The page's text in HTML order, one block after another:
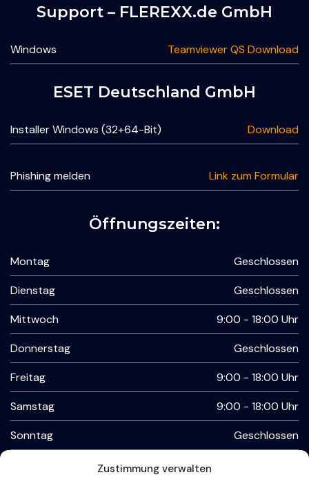
Zustimmung verwalten
Support – FLEREXX.de GmbH
Windows Teamviewer QS Download
ESET Deutschland GmbH
Installer Windows (32+64-Bit) Download
Phishing melden Link zum Formular
Öffnungszeiten:
Montag
Geschlossen
Dienstag
Geschlossen
Mittwoch
9:00 - 18:00 Uhr
Donnerstag
Geschlossen
Freitag
9:00 - 18:00 Uhr
Samstag
9:00 - 18:00 Uhr
Sonntag
Geschlossen
Kontaktmöglichkeiten